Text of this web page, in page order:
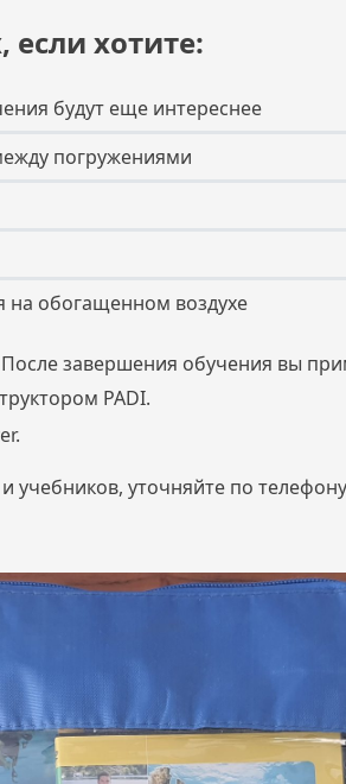
хотите:
будут еще интереснее
погружениями
на обогащенном воздухе
завершения обучения вы
PADI.
учебников, уточняйте по